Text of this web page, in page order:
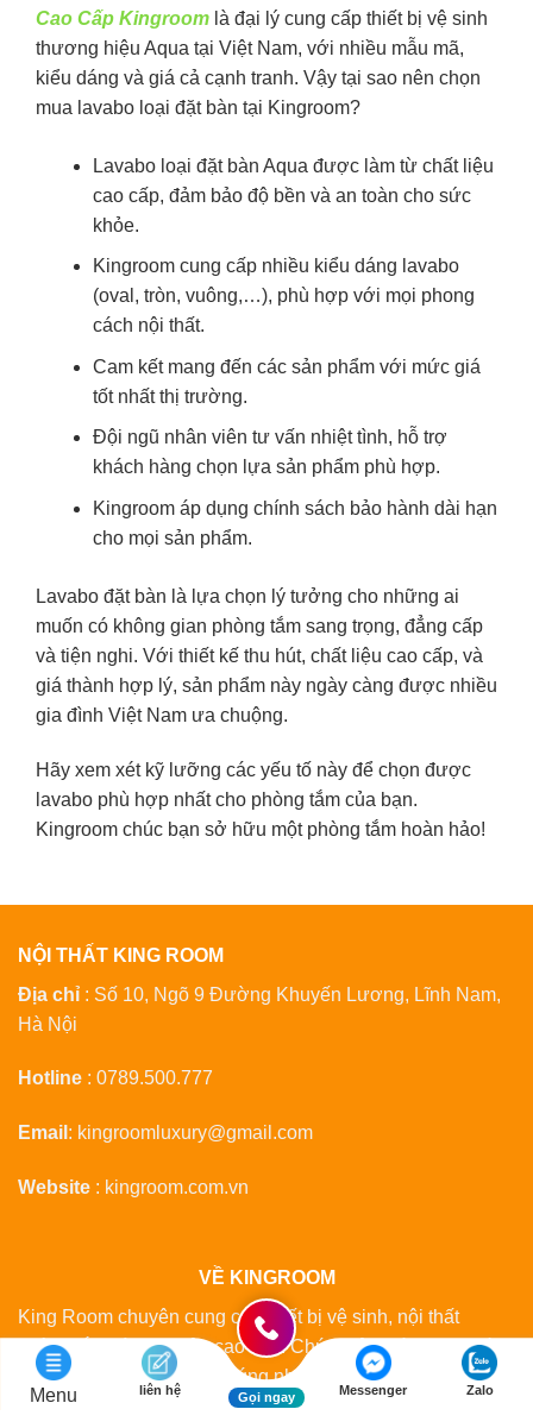
Cao Cấp Kingroom là đại lý cung cấp thiết bị vệ sinh
thương hiệu Aqua tại Việt Nam, với nhiều mẫu mã,
kiểu dáng và giá cả cạnh tranh. Vậy tại sao nên chọn
mua lavabo loại đặt bàn tại Kingroom?
Lavabo loại đặt bàn Aqua được làm từ chất liệu
cao cấp, đảm bảo độ bền và an toàn cho sức
khỏe.
Kingroom cung cấp nhiều kiểu dáng lavabo
(oval, tròn, vuông,…), phù hợp với mọi phong
cách nội thất.
Cam kết mang đến các sản phẩm với mức giá
tốt nhất thị trường.
Đội ngũ nhân viên tư vấn nhiệt tình, hỗ trợ
khách hàng chọn lựa sản phẩm phù hợp.
Kingroom áp dụng chính sách bảo hành dài hạn
cho mọi sản phẩm.
Lavabo đặt bàn là lựa chọn lý tưởng cho những ai
muốn có không gian phòng tắm sang trọng, đẳng cấp
và tiện nghi. Với thiết kế thu hút, chất liệu cao cấp, và
giá thành hợp lý, sản phẩm này ngày càng được nhiều
gia đình Việt Nam ưa chuộng.
Hãy xem xét kỹ lưỡng các yếu tố này để chọn được
lavabo phù hợp nhất cho phòng tắm của bạn.
Kingroom chúc bạn sở hữu một phòng tắm hoàn hảo!
NỘI THẤT KING ROOM
Địa chỉ : Số 10, Ngõ 9 Đường Khuyến Lương, Lĩnh Nam,
Hà Nội
Hotline : 0789.500.777
Email : kingroomluxury@gmail.com
Website : kingroom.com.vn
VỀ KINGROOM
King Room chuyên cung cấp thiết bị vệ sinh, nội thất
phòng tắm và phụ kiện cao cấp. Chúng tôi chú trọng chất
lượng sản phẩm, tư vấn đúng nhu cầu và dịch vụ hậu mãi
lâu dài.
Menu liên hệ Gọi ngay Messenger Zalo